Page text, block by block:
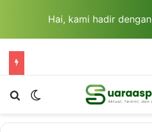
Hai, kami hadir dengan
Cari berita...Switch skin